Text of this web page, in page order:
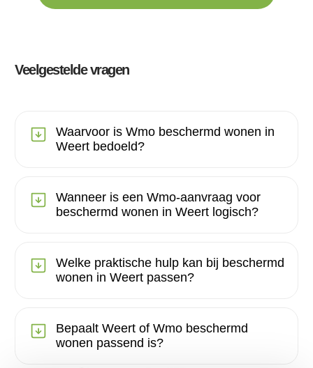
Veelgestelde vragen
Waarvoor is Wmo beschermd wonen in
Weert bedoeld?
Wanneer is een Wmo-aanvraag voor
beschermd wonen in Weert logisch?
Welke praktische hulp kan bij beschermd
wonen in Weert passen?
Bepaalt Weert of Wmo beschermd
wonen passend is?